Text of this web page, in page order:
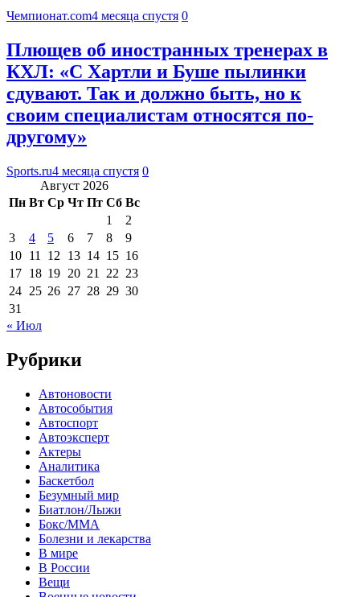
Чемпионат.com4 месяца спустя 0
Плющев об иностранных тренерах в
КХЛ: «С Хартли и Буше пылинки
сдувают. Так и должно быть, но к
своим специалистам относятся по-
другому»
Sports.ru4 месяца спустя 0
Август 2026
Пн Вт Ср Чт Пт Сб Вс
1
2
3
4 5 6 7 8
9
10 11 12 13 14 15 16
17 18 19 20 21 22 23
24 25 26 27 28 29 30
31
« Июл
Рубрики
Автоновости
Автособытия
Автоспорт
Автоэксперт
Актеры
Аналитика
Баскетбол
Безумный мир
Биатлон/Лыжи
Бокс/MMA
Болезни и лекарства
В мире
В России
Вещи